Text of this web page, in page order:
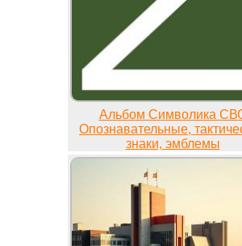
Альбом Символика
Опознавательные,
знаки, эмблемы